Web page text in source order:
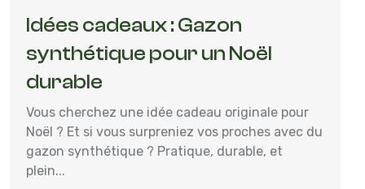
Idées cadeaux : Gazon
synthétique pour un Noël
durable
Vous cherchez une idée cadeau originale pour
Noël ? Et si vous surpreniez vos proches avec du
gazon synthétique ? Pratique, durable, et
plein...